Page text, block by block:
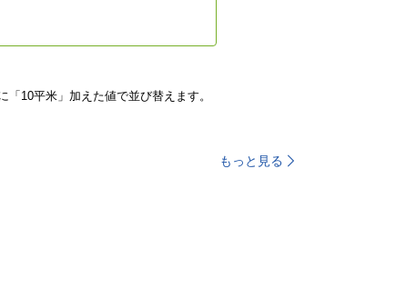
10平米」加えた値で並び替えます。
もっと見る